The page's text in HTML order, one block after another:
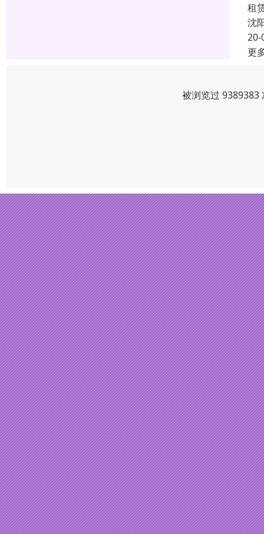
租
沈
20-
更
被浏览过